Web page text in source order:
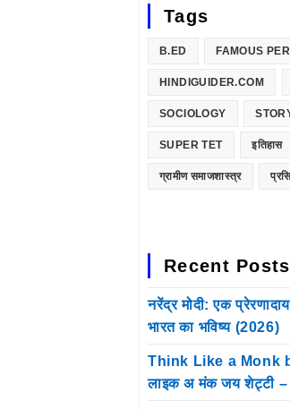
Tags
B.ED FAMOUS
HINDIGUIDER.COM
SOCIOLOGY
SUPER TET इतिहास
ग्रामीण समाजशास्त्र
Recent Posts
नरेंद्र मोदी: एक
भारत का भविष्य (2026)
Think Like a Monk
लाइक अ मंक जय शेट्टी –